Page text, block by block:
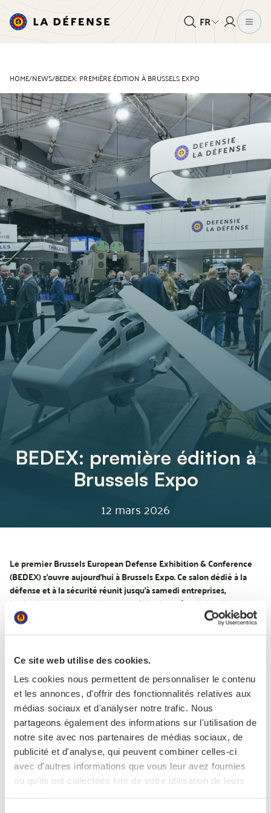
Ce site web utilise des cookies.
Les cookies nous permettent de personnaliser le contenu
et les annonces, d'offrir des fonctionnalités relatives aux
médias sociaux et d'analyser notre trafic. Nous
partageons également des informations sur l'utilisation de
notre site avec nos partenaires de médias sociaux, de
publicité et d'analyse, qui peuvent combiner celles-ci
avec d'autres informations que vous leur avez fournies
ou qu'ils ont collectées lors de votre utilisation de leurs
FR
HOME/NEWS/BEDEX: PREMIÈRE ÉDITION À BRUSSELS EXPO
BEDEX: première édition à
Brussels Expo
12 mars 2026
Le premier Brussels European Defense Exhibition & Conference
(BEDEX) s’ouvre aujourd’hui à Brussels Expo. Ce salon dédié à la
défense et à la sécurité réunit jusqu’à samedi entreprises,
institutions et experts du secteur. Si les journées de jeudi et
vendredi sont réservées aux professionnels, le grand public est
convié ce samedi 14 mars.
Avec 200 exposants répartis sur 20.000 m², le salon BEDEX affiche
complet, dès sa première édition. On y croisera des PME et des start-
ups belges mais aussi de grands acteurs internationaux comme
Lockheed Martin, RTX, KNDS, Kongsberg ou Saab. Des entreprises
ukrainiennes, telles que Tencore et DevDroid, viendront également
renforcer la coopération et souligner la solidarité européenne.
Présence en force de la Défense
Avec un stand de 550 m², les cinq Forces de la Défense - Terrestre,